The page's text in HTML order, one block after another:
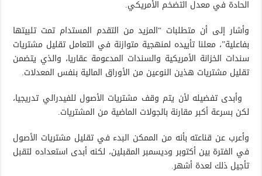
الحادة في معدل التضخم الأمريكي.
وأشار إلى أن متطلبات “المزيد من التقدم المستدام تمت تلبيتها
بفاعلية”، معلنا تأييده لمنهجية متوازنة في التعامل تقليل مشتريات
سندات الخزانة الأمريكية والسندات المدعومة عقاريا، والذي يتضمن
تقليل مشتريات هذين النوعين من الأوراق المالية بنفس المعدلات.
وأبدى تفضيله لأن يتم وقف مشتريات الأصول للفيدرالي تدريجيا،
لكن بسرعة أكبر مقارنة بالجولات الماضية من المشتريات.
وأعرب عن قناعته بأنه من الممكن البدء في تقليل مشتريات الأصول
في الفترة بين أكتوبر وديسمبر المقبلين، لكنه أبدى استعداده لتقبل
تأجيل ذلك لعدة أشهر.